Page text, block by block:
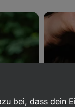
bei, dass dein